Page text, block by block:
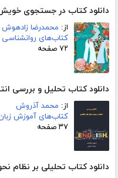
دانلود کتاب در جستجوی
از: محمدرضا زادهوش
کتاب‌های روانشناسی
۷۲ صفحه
دانلود کتاب تحلیل و بررسی
از: محمد آذروش
کتاب‌های آموزش
۳۷ صفحه
دانلود کتاب تحلیلی بر نظام